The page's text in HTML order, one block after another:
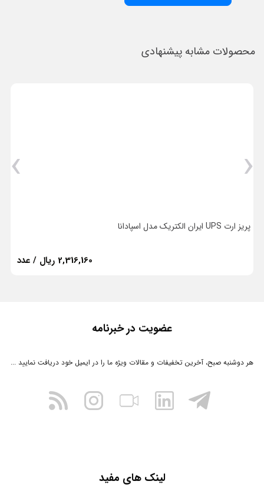
محصولات مشابه پیشنهادی
پریز ارت UPS ایران الکتریک مدل اسپادانا
2,316,160 ریال / عدد
‹
›
لینک های مفید
عضویت در خبرنامه
هر دوشنبه صبح، آخرین تخفیفات و مقالات ویژه ما را در ایمیل خود دریافت نمایید ...